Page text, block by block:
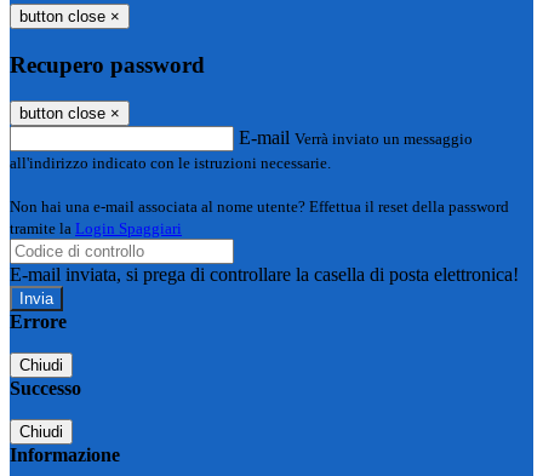
button close ×
Recupero password
button close ×
E-mail Verrà inviato un messaggio
all'indirizzo indicato con le istruzioni necessarie.
Non hai una e-mail associata al nome utente? Effettua il reset della password
tramite la Login Spaggiari
E-mail inviata, si prega di controllare la casella di posta elettronica!
Errore
Chiudi
Successo
Chiudi
Informazione